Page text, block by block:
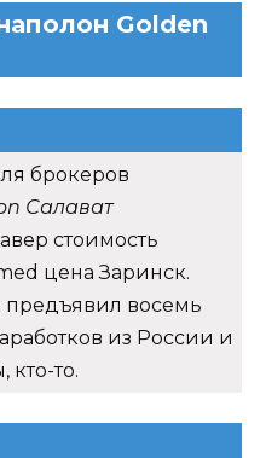
Golden
брокеров
Салават
стоимость
цена Заринск.
предъявил восемь
из России и
кто-то.